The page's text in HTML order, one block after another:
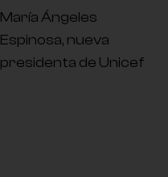
María Ángeles
Espinosa, nueva
presidenta de Unicef